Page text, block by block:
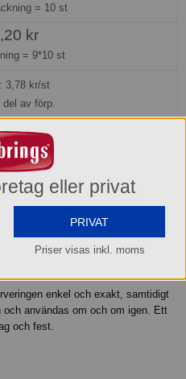
= 10 st
kr
= 9*10 st
3,78 kr/st
del av förp.
»
tåligt och återanvändbart
elegans med praktisk
i okrossbar polypropen är
enkel och exakt, samtidigt
användas om och om igen. Ett
och fest.
eller privat
PRIVAT
Priser visas inkl. moms